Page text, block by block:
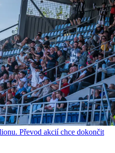
Převod akcií chce dokončit